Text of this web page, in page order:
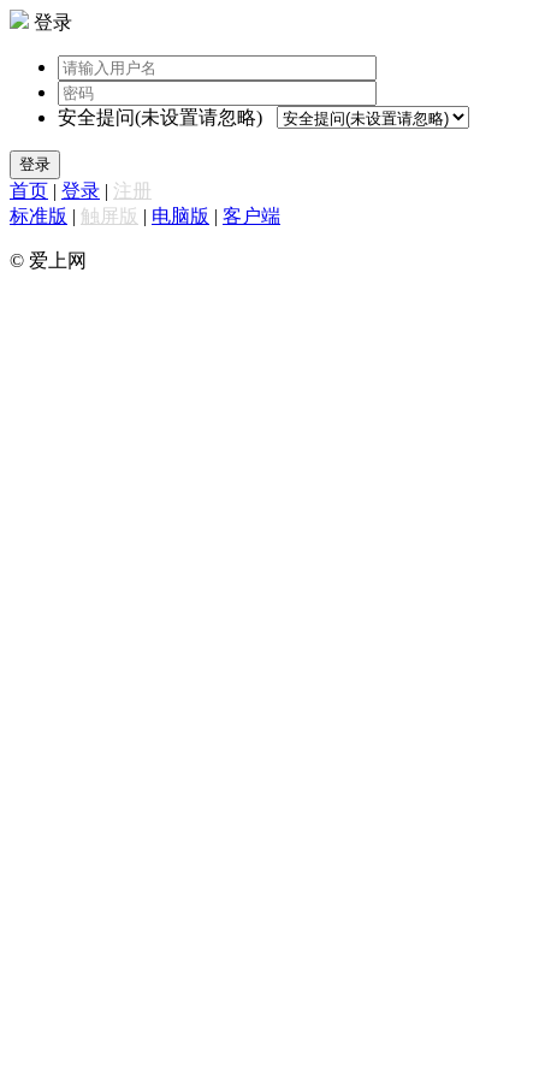
登录
安全提问(未设置请忽略)
登录
首页 | 登录 | 注册
标准版 | 触屏版 | 电脑版 | 客户端
© 爱上网